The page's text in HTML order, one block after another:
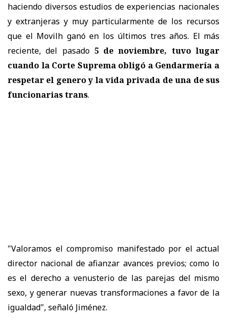
haciendo diversos estudios de experiencias nacionales
y extranjeras y muy particularmente de los recursos
que el Movilh ganó en los últimos tres años. El más
reciente, del pasado 5 de noviembre, tuvo lugar
cuando la Corte Suprema obligó a Gendarmería a
respetar el genero y la vida privada de una de sus
funcionarias trans.
"Valoramos el compromiso manifestado por el actual
director nacional de afianzar avances previos; como lo
es el derecho a venusterio de las parejas del mismo
sexo, y generar nuevas transformaciones a favor de la
igualdad", señaló Jiménez.